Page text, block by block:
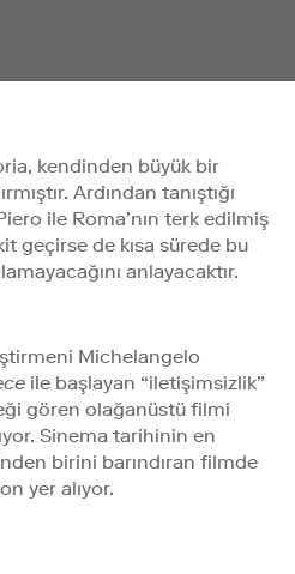
kendinden büyük bir
Ardından tanıştığı
ile Roma’nın terk edilmiş
geçirse de kısa sürede bu
anlayacaktır.
Michelangelo
ile başlayan “iletişimsizlik”
gören olağanüstü filmi
Sinema tarihinin en
birini barındıran filmde
yer alıyor.